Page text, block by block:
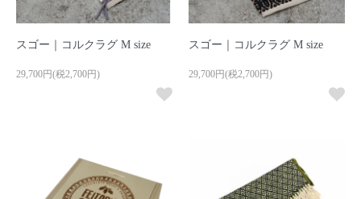
スゴー｜コルクラグ M size
29,700円(税2,700円)
スゴー｜コルクラグ M size
29,700円(税2,700円)